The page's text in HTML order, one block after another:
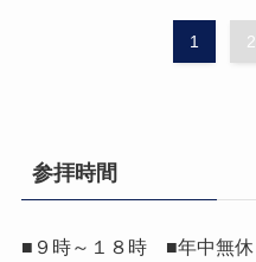
1 2
参拝時間
■９時～１８時 ■年中無休